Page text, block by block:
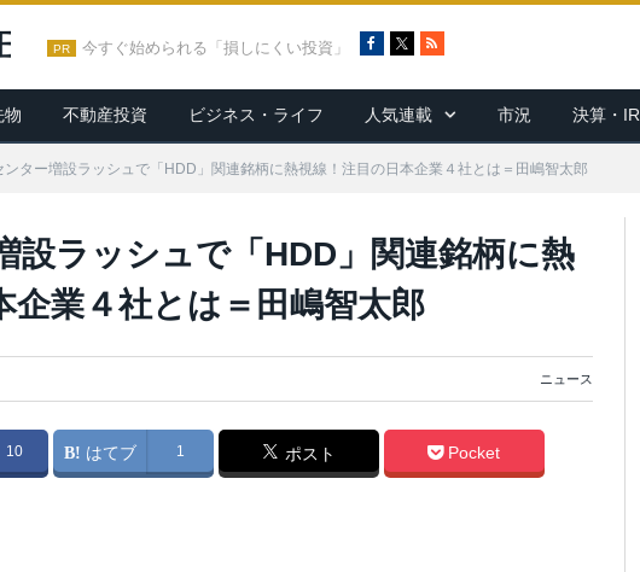
PR 今すぐ始められる「損しにくい投資」
c
e
b
o
R
S
物 不動産投資 ビジネス・ライフ 人気連載 市況 決算・IR
ンター増設ラッシュで「HDD」関連銘柄に熱視線！注目の日本企業４社とは＝田嶋智太郎
設ラッシュで「HDD」関連銘柄に熱
企業４社とは＝田嶋智太郎
ニュース
10 はてブ 1 ポスト Pocket